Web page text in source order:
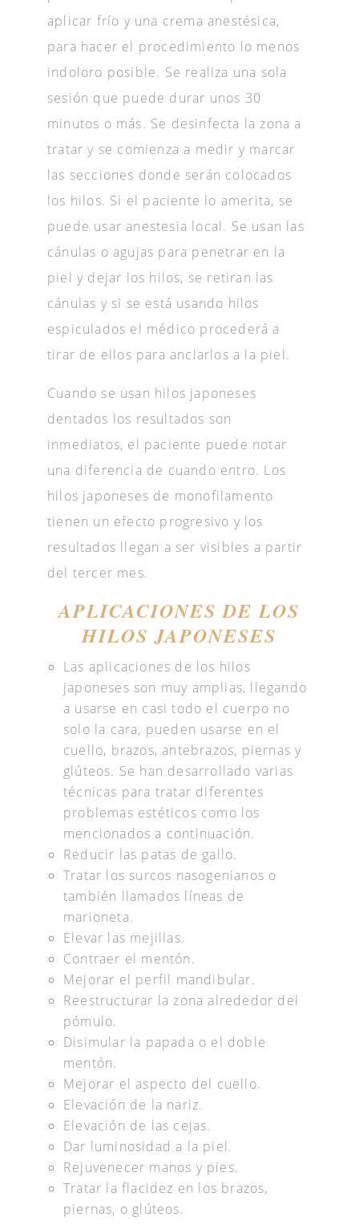
aplicar frío y una crema anestésica,
para hacer el procedimiento lo menos
indoloro posible. Se realiza una sola
sesión que puede durar unos 30
minutos o más. Se desinfecta la zona a
tratar y se comienza a medir y marcar
las secciones donde serán colocados
los hilos. Si el paciente lo amerita, se
puede usar anestesia local. Se usan las
cánulas o agujas para penetrar en la
piel y dejar los hilos, se retiran las
cánulas y si se está usando hilos
espiculados el médico procederá a
tirar de ellos para anclarlos a la piel.
Cuando se usan hilos japoneses
dentados los resultados son
inmediatos, el paciente puede notar
una diferencia de cuando entro. Los
hilos japoneses de monofilamento
tienen un efecto progresivo y los
resultados llegan a ser visibles a partir
del tercer mes.
APLICACIONES DE LOS
HILOS JAPONESES
Las aplicaciones de los hilos
japoneses son muy amplias, llegando
a usarse en casi todo el cuerpo no
solo la cara, pueden usarse en el
cuello, brazos, antebrazos, piernas y
glúteos. Se han desarrollado varias
técnicas para tratar diferentes
problemas estéticos como los
mencionados a continuación.
Reducir las patas de gallo.
Tratar los surcos nasogenianos o
también llamados líneas de
marioneta.
Elevar las mejillas.
Contraer el mentón.
Mejorar el perfil mandibular.
Reestructurar la zona alrededor del
pómulo.
Disimular la papada o el doble
mentón.
Mejorar el aspecto del cuello.
Elevación de la nariz.
Elevación de las cejas.
Dar luminosidad a la piel.
Rejuvenecer manos y pies.
Tratar la flacidez en los brazos,
piernas, o glúteos.